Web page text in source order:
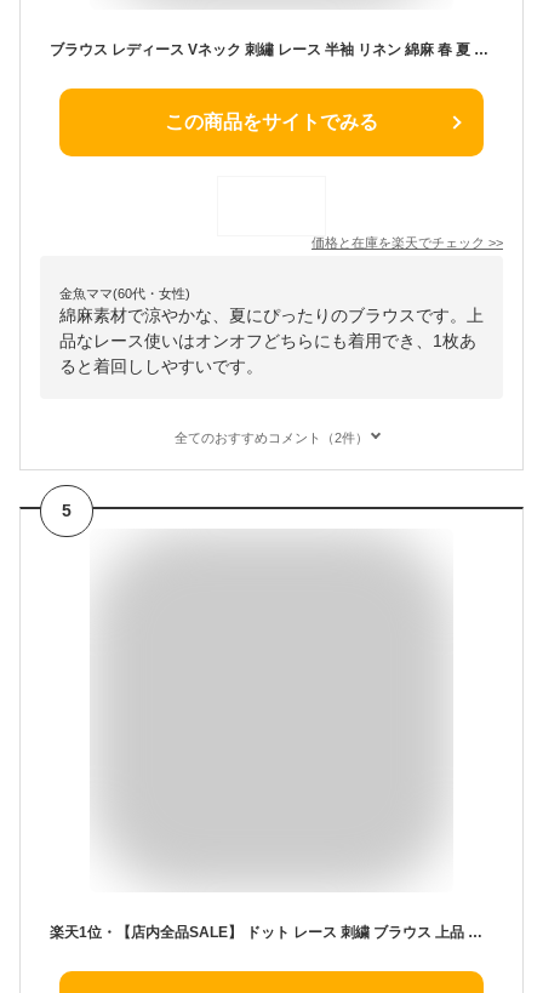
ブラウス レディース Vネック 刺繡 レース 半袖 リネン 綿麻 春 夏 秋 トップス フェミニン 着回し シンプル おしゃれ 大人 カジュアル こなれ感 春 夏 ゆったり すっきり 大きいサイズ 薄手 ナチュラル ママコーデ
この商品をサイトでみる
価格と在庫を楽天でチェック >>
金魚ママ(60代・女性)
綿麻素材で涼やかな、夏にぴったりのブラウスです。上
品なレース使いはオンオフどちらにも着用でき、1枚あ
ると着回ししやすいです。
全てのおすすめコメント（2件）
5
楽天1位・【店内全品SALE】 ドット レース 刺繍 ブラウス 上品 長袖 スキッパー ノーカラー 白 黒 / レディース きれいめ トップス レースブラウス 白シャツ 白ブラウス フォーマル オフィス カジュアル オフィスカジュアル 大きいサイズ 韓国 春 夏 秋 冬 ホワイト ブラック